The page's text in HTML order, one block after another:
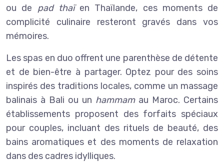
ou de pad thaï en Thaïlande, ces moments de
complicité culinaire resteront gravés dans vos
mémoires.
Les spas en duo offrent une parenthèse de détente
et de bien-être à partager. Optez pour des soins
inspirés des traditions locales, comme un massage
balinais à Bali ou un hammam au Maroc. Certains
établissements proposent des forfaits spéciaux
pour couples, incluant des rituels de beauté, des
bains aromatiques et des moments de relaxation
dans des cadres idylliques.